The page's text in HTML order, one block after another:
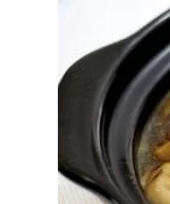
Bánh
Bánh
Bánh
Bánh
Bánh
Bí